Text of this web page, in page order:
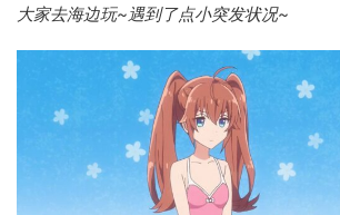
大家去海边玩~遇到了点小突发状况~